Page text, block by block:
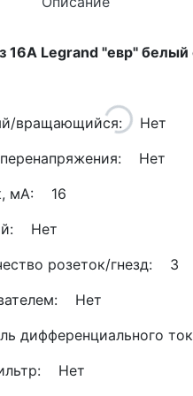
16А Legrand "евр"
вращающийся: Нет
Нет
мА: 16
Нет
розеток/гнезд: 3
Нет
дифференциального
Нет